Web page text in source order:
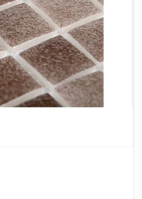
Дерево
Камень
Оникс
Бетон